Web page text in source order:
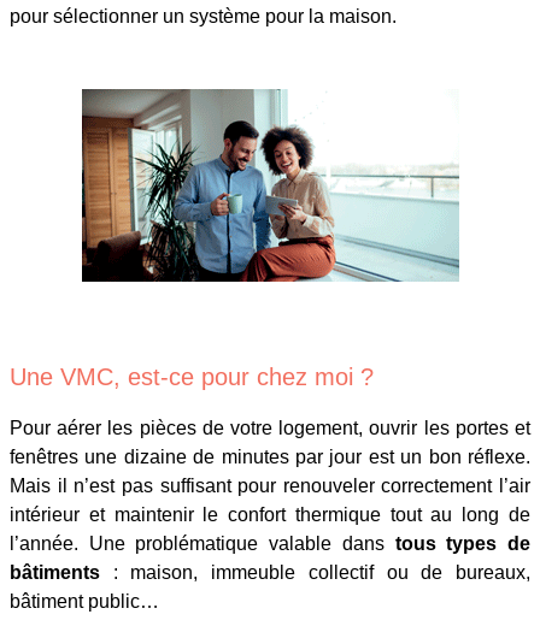
pour sélectionner un système pour la maison.
Une VMC, est-ce pour chez moi ?
Pour aérer les pièces de votre logement, ouvrir les portes et
fenêtres une dizaine de minutes par jour est un bon réflexe.
Mais il n’est pas suffisant pour renouveler correctement l’air
intérieur et maintenir le confort thermique tout au long de
l’année. Une problématique valable dans tous types de
bâtiments : maison, immeuble collectif ou de bureaux,
bâtiment public…